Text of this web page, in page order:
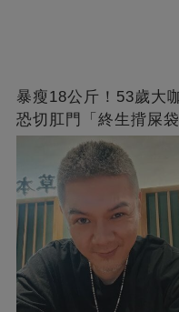
暴瘦18公斤！53歲大
恐切肛門「終生揹屎